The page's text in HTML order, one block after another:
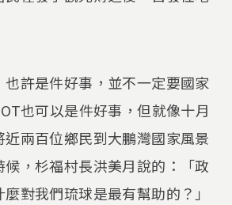
許是件好事，並不一定要國家
也可以是件好事，但就像十月
兩百位鄉民到大鵬灣國家風景
，杉福村長洪美月說的：「政
對我們琉球是最有幫助的？」